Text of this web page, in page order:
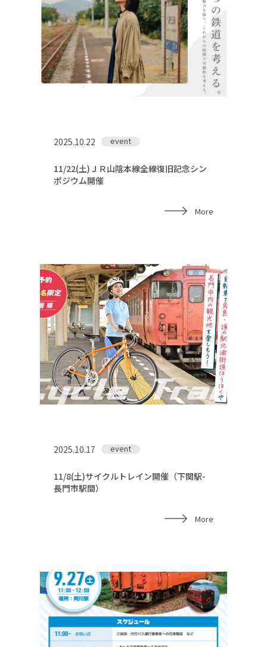
2025.10.22 event
11/22(土)ＪＲ山陰本線全線復旧記念シン
ポジウム開催
More
2025.10.17 event
11/8(土)サイクルトレイン開催（下関駅-
長門市駅間）
More